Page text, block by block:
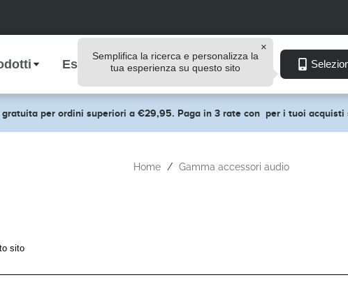
Esplora
Semplifica la ricerca e personalizza la
tua esperienza su questo sito
gratuita per ordini superiori a €29,95. Paga in 3 rate con per i tuoi acquisti
Home Gamma accessori audio
sito